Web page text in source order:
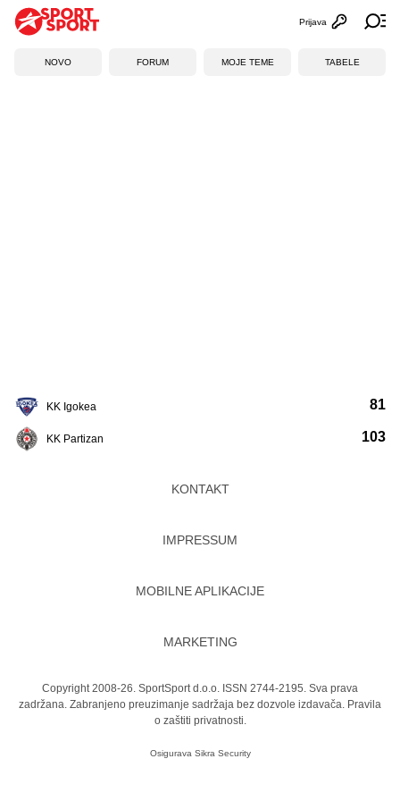
Otvori
Prijava
NOVO FORUM MOJE TEME TABELE
KK Igokea
KK Partizan
81
103
KONTAKT
IMPRESSUM
MOBILNE APLIKACIJE
MARKETING
Copyright 2008-26. SportSport d.o.o. ISSN 2744-2195. Sva prava
zadržana. Zabranjeno preuzimanje sadržaja bez dozvole izdavača. Pravila
o zaštiti privatnosti.
Osigurava Sikra Security